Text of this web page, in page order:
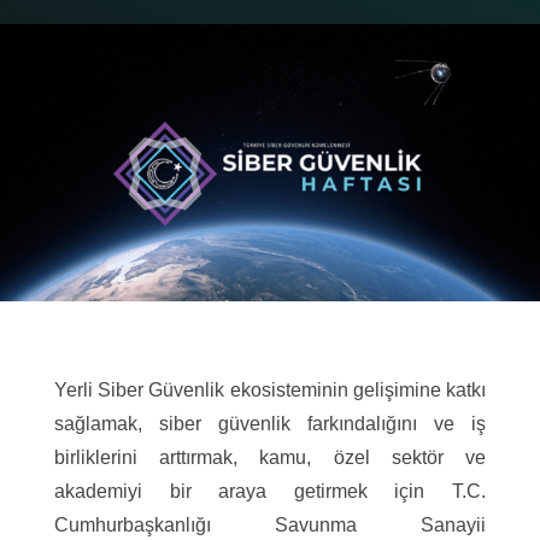
Yerli Siber Güvenlik ekosisteminin gelişimine katkı
sağlamak, siber güvenlik farkındalığını ve iş
birliklerini arttırmak, kamu, özel sektör ve
akademiyi bir araya getirmek için T.C.
Cumhurbaşkanlığı Savunma Sanayii